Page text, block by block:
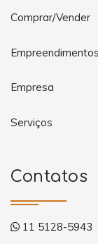
Comprar/Vender
Empreendimentos
Empresa
Serviços
Contatos
11 5128-5943